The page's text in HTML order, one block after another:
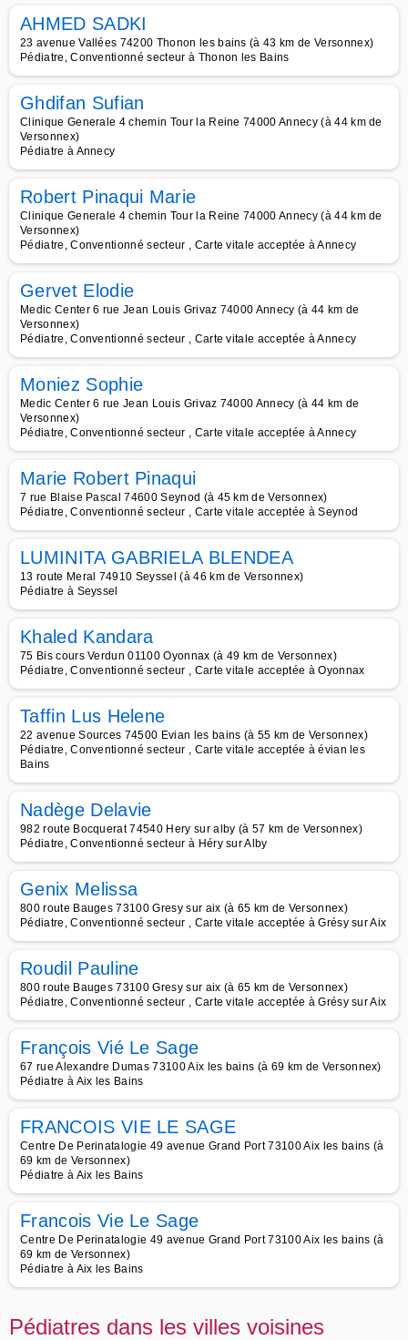
AHMED SADKI
23 avenue Vallées 74200 Thonon les bains (à 43 km de Versonnex)
Pédiatre, Conventionné secteur à Thonon les Bains
Ghdifan Sufian
Clinique Generale 4 chemin Tour la Reine 74000 Annecy (à 44 km de
Versonnex)
Pédiatre à Annecy
Robert Pinaqui Marie
Clinique Generale 4 chemin Tour la Reine 74000 Annecy (à 44 km de
Versonnex)
Pédiatre, Conventionné secteur , Carte vitale acceptée à Annecy
Gervet Elodie
Medic Center 6 rue Jean Louis Grivaz 74000 Annecy (à 44 km de
Versonnex)
Pédiatre, Conventionné secteur , Carte vitale acceptée à Annecy
Moniez Sophie
Medic Center 6 rue Jean Louis Grivaz 74000 Annecy (à 44 km de
Versonnex)
Pédiatre, Conventionné secteur , Carte vitale acceptée à Annecy
Marie Robert Pinaqui
7 rue Blaise Pascal 74600 Seynod (à 45 km de Versonnex)
Pédiatre, Conventionné secteur , Carte vitale acceptée à Seynod
LUMINITA GABRIELA BLENDEA
13 route Meral 74910 Seyssel (à 46 km de Versonnex)
Pédiatre à Seyssel
Khaled Kandara
75 Bis cours Verdun 01100 Oyonnax (à 49 km de Versonnex)
Pédiatre, Conventionné secteur , Carte vitale acceptée à Oyonnax
Taffin Lus Helene
22 avenue Sources 74500 Evian les bains (à 55 km de Versonnex)
Pédiatre, Conventionné secteur , Carte vitale acceptée à évian les
Bains
Nadège Delavie
982 route Bocquerat 74540 Hery sur alby (à 57 km de Versonnex)
Pédiatre, Conventionné secteur à Héry sur Alby
Genix Melissa
800 route Bauges 73100 Gresy sur aix (à 65 km de Versonnex)
Pédiatre, Conventionné secteur , Carte vitale acceptée à Grésy sur Aix
Roudil Pauline
800 route Bauges 73100 Gresy sur aix (à 65 km de Versonnex)
Pédiatre, Conventionné secteur , Carte vitale acceptée à Grésy sur Aix
François Vié Le Sage
67 rue Alexandre Dumas 73100 Aix les bains (à 69 km de Versonnex)
Pédiatre à Aix les Bains
FRANCOIS VIE LE SAGE
Centre De Perinatalogie 49 avenue Grand Port 73100 Aix les bains (à
69 km de Versonnex)
Pédiatre à Aix les Bains
Francois Vie Le Sage
Centre De Perinatalogie 49 avenue Grand Port 73100 Aix les bains (à
69 km de Versonnex)
Pédiatre à Aix les Bains
Pédiatres dans les villes voisines